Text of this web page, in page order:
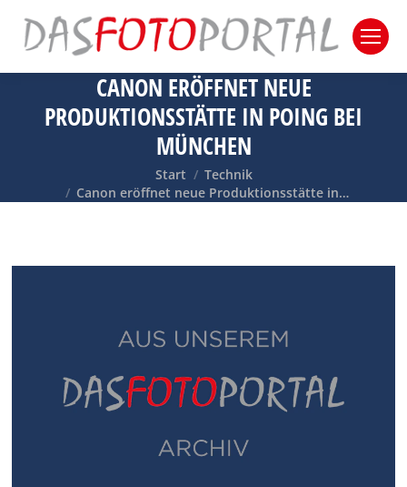
CANON ERÖFFNET NEUE
PRODUKTIONSSTÄTTE IN POING BEI
MÜNCHEN
Sie befinden sich hier:
Start
Technik
Canon eröffnet neue Produktionsstätte in…